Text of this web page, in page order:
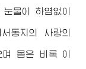
물이 하염없이
서동지의 사랑의
몸은 비록 이